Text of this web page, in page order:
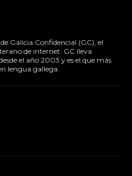
Galicia Confidencial (GC), el
de internet. GC lleva
el año 2003 y es el que más
lengua gallega.